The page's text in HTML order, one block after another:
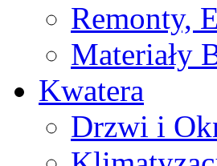
Remonty,
Materiały
Kwatera
Drzwi i